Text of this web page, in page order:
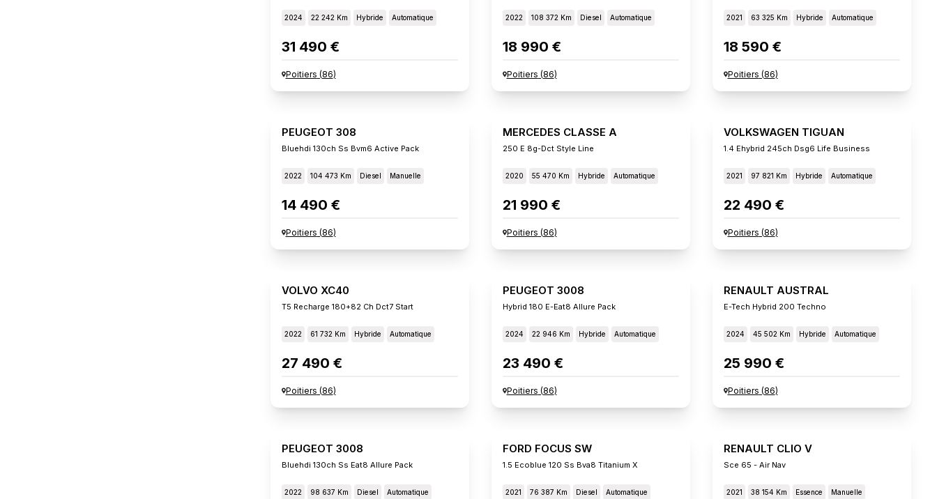
2024 22 242 Km Hybride Automatique
31 490 €
Poitiers (86)
2022 108 372 Km Diesel Automatique
18 990 €
Poitiers (86)
2021 63 325 Km Hybride Automatique
18 590 €
Poitiers (86)
PEUGEOT 308
Bluehdi 130ch Ss Bvm6 Active Pack
2022 104 473 Km Diesel Manuelle
14 490 €
Poitiers (86)
MERCEDES CLASSE A
250 E 8g-Dct Style Line
2020 55 470 Km Hybride Automatique
21 990 €
Poitiers (86)
VOLKSWAGEN TIGUAN
1.4 Ehybrid 245ch Dsg6 Life Business
2021 97 821 Km Hybride Automatique
22 490 €
Poitiers (86)
VOLVO XC40
T5 Recharge 180+82 Ch Dct7 Start
2022 61 732 Km Hybride Automatique
27 490 €
Poitiers (86)
PEUGEOT 3008
Hybrid 180 E-Eat8 Allure Pack
2024 22 946 Km Hybride Automatique
23 490 €
Poitiers (86)
RENAULT AUSTRAL
E-Tech Hybrid 200 Techno
2024 45 502 Km Hybride Automatique
25 990 €
Poitiers (86)
PEUGEOT 3008
Bluehdi 130ch Ss Eat8 Allure Pack
2022 98 637 Km Diesel Automatique
FORD FOCUS SW
1.5 Ecoblue 120 Ss Bva8 Titanium X
2021 76 387 Km Diesel Automatique
RENAULT CLIO V
Sce 65 - Air Nav
2021 38 154 Km Essence Manuelle